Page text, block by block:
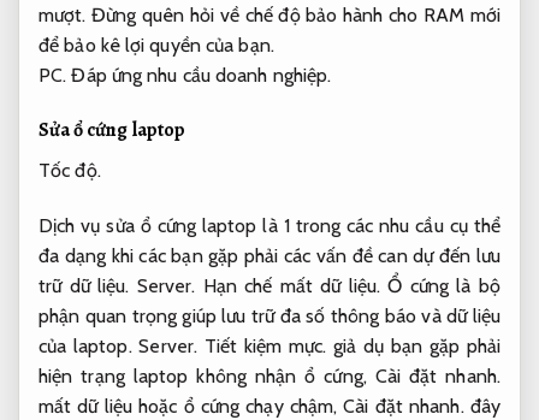
mượt. Đừng quên hỏi về chế độ bảo hành cho RAM mới
để bảo kê lợi quyền của bạn.
PC. Đáp ứng nhu cầu doanh nghiệp.
Sửa ổ cứng laptop
Tốc độ.
Dịch vụ sửa ổ cứng laptop là 1 trong các nhu cầu cụ thể
đa dạng khi các bạn gặp phải các vấn đề can dự đến lưu
trữ dữ liệu. Server. Hạn chế mất dữ liệu. Ổ cứng là bộ
phận quan trọng giúp lưu trữ đa số thông báo và dữ liệu
của laptop.Server. Tiết kiệm mực. giả dụ bạn gặp phải
hiện trạng laptop không nhận ổ cứng, Cài đặt nhanh.
mất dữ liệu hoặc ổ cứng chạy chậm,Cài đặt nhanh.đây